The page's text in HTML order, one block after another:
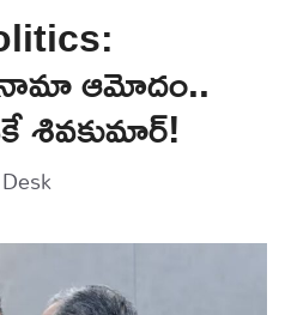
ఆమోదం..
శివకుమార్!